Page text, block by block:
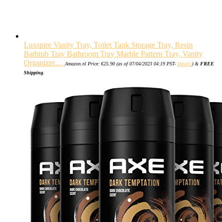
Luxspire Vanity Tray, Toilet Tank Storage Tray, Resin
Bathtub Tray Bathroom Tray Marble Pattern Tray, Vanity
Organizer… Amazon.nl Price: €25.90 (as of 07/04/2023 04:19 PST- Details) & FREE
Shipping